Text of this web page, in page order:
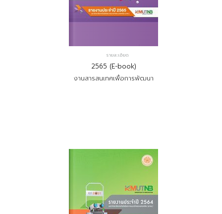
รายละเอียด
2565 (E-book)
งานสารสนเทศเพื่อการพัฒนา